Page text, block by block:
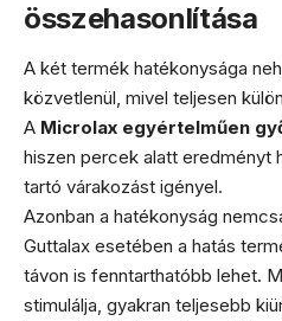
összehasonlítása
A két termék hatékonysága
közvetlenül, mivel teljesen
A Microlax egyértelműen
hiszen percek alatt eredményt
tartó várakozást igényel.
Azonban a hatékonyság
Guttalax esetében a hatás
távon is fenntarthatóbb lehet.
stimulálja, gyakran teljesebb